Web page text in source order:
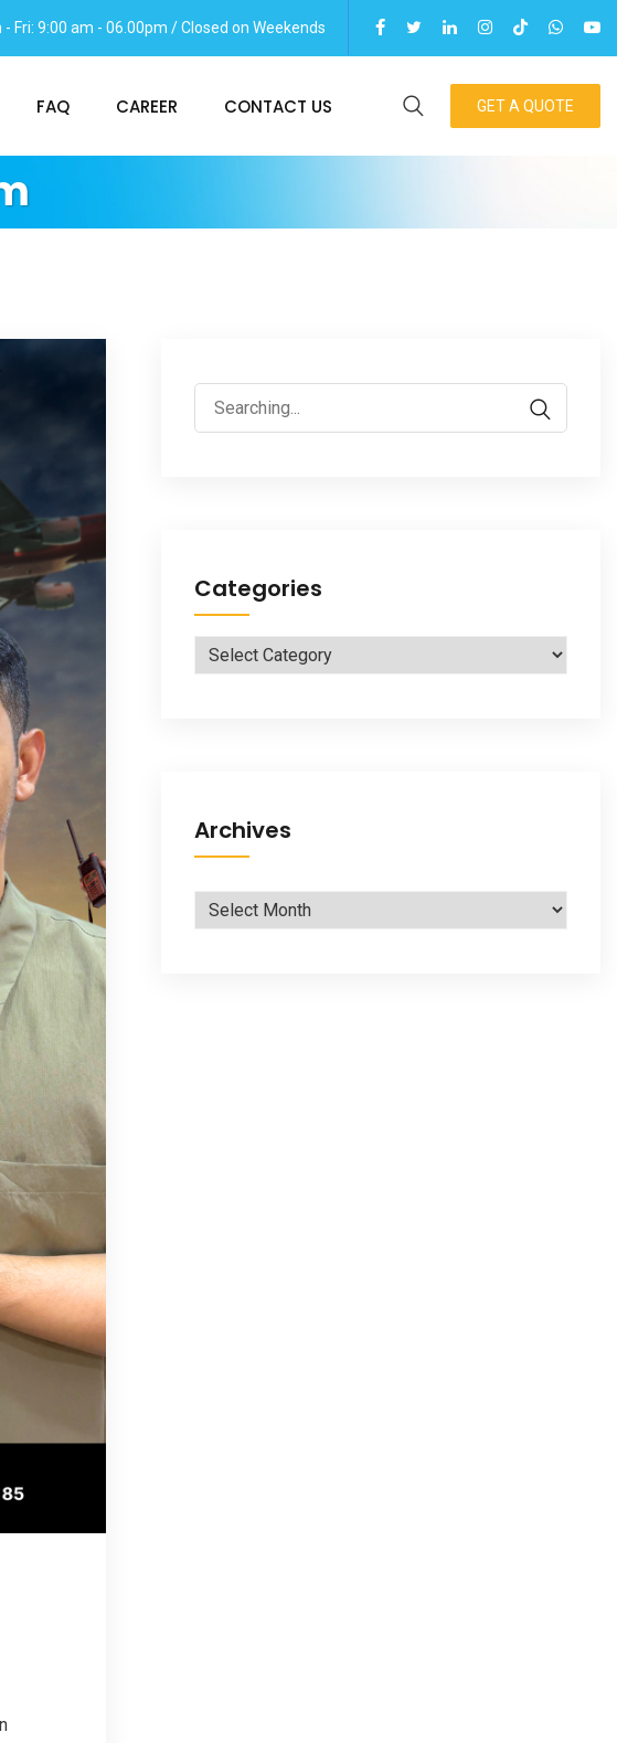
- Fri: 9:00 am - 06.00pm / Closed on Weekends
FAQ CAREER CONTACT US GET A QUOTE
Search
for:
Categories
Categories
Archives
Archives